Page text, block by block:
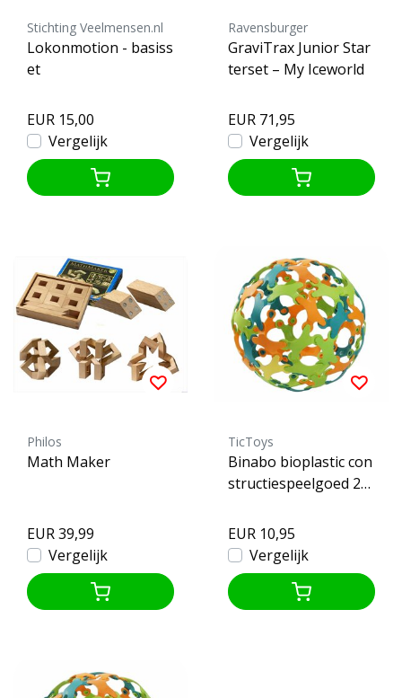
Stichting Veelmensen.nl
Lokonmotion - basiss
et
EUR 15,00
Vergelijk
Ravensburger
GraviTrax Junior Star
terset – My Iceworld
EUR 71,95
Vergelijk
Philos
Math Maker
EUR 39,99
Vergelijk
TicToys
Binabo bioplastic con
structiespeelgoed 24
EUR 10,95
Vergelijk